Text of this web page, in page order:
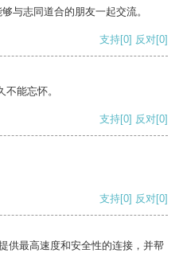
与志同道合的朋友一起交流。
支持[0] 反对[0]
能忘怀。
支持[0] 反对[0]
支持[0] 反对[0]
供最高速度和安全性的连接，并帮